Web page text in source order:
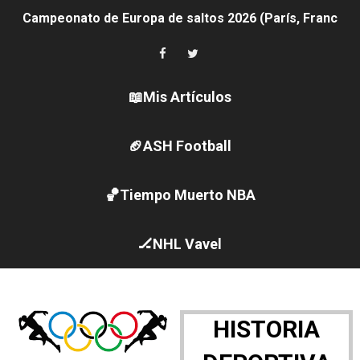
Campeonato de Europa de saltos 2026 (París,
Women's Pro Baseball League 2026
Campeonato de Europa de pentatlón moderno 2026
Canadá Open 2026
Canadian Elite Basketball League 2026 - Playoffs
Canadian Football League 2026 - Week 10
📖Mis Artículos
🏈ASH Football
🏀Tiempo Muerto NBA
🏒NHL Vavel
HISTORIA